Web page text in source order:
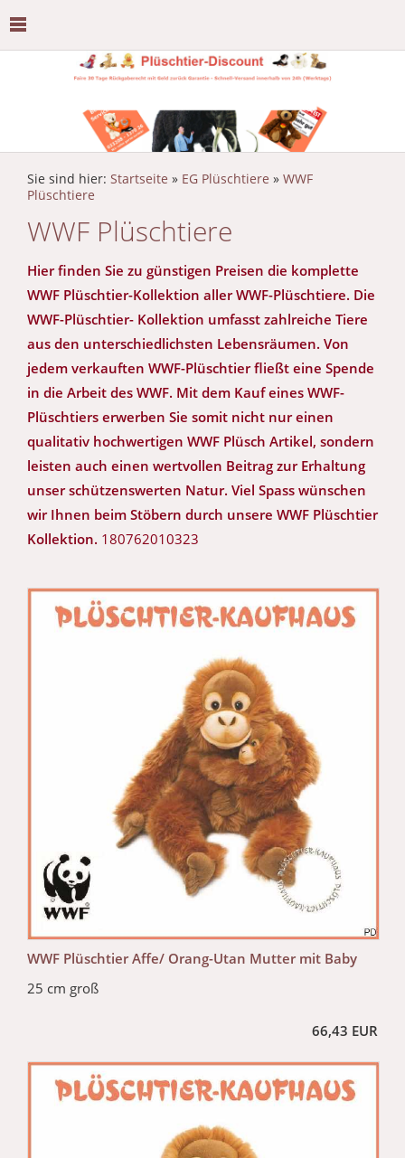
Sie sind hier: Startseite » EG Plüschtiere » WWF
Plüschtiere
WWF Plüschtiere
Hier finden Sie zu günstigen Preisen die komplette
WWF Plüschtier-Kollektion aller WWF-Plüschtiere. Die
WWF-Plüschtier- Kollektion umfasst zahlreiche Tiere
aus den unterschiedlichsten Lebensräumen. Von
jedem verkauften WWF-Plüschtier fließt eine Spende
in die Arbeit des WWF. Mit dem Kauf eines WWF-
Plüschtiers erwerben Sie somit nicht nur einen
qualitativ hochwertigen WWF Plüsch Artikel, sondern
leisten auch einen wertvollen Beitrag zur Erhaltung
unser schützenswerten Natur. Viel Spass wünschen
wir Ihnen beim Stöbern durch unsere WWF Plüschtier
Kollektion. 180762010323
WWF Plüschtier Affe/ Orang-Utan Mutter mit Baby
25 cm groß
66,43 EUR